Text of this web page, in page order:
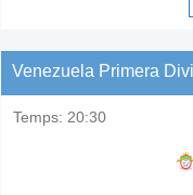
Venezuela Primera
Temps: 20:30